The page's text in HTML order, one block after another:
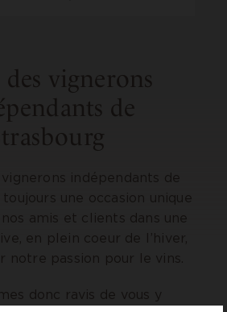
des vignerons
de
indépendants de
une occasion unique
amis et clients dans une
en plein coeur de l’hiver,
notre passion pour le vins.
donc ravis de vous y